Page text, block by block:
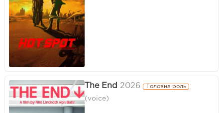
The End 2026 Головна роль
(voice)